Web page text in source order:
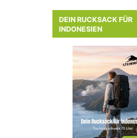
DEIN RUCKSACK FÜR
INDONESIEN